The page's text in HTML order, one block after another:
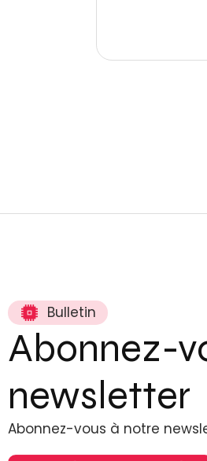
Bulletin
Abonnez-
newsletter
Abonnez-vous à notre